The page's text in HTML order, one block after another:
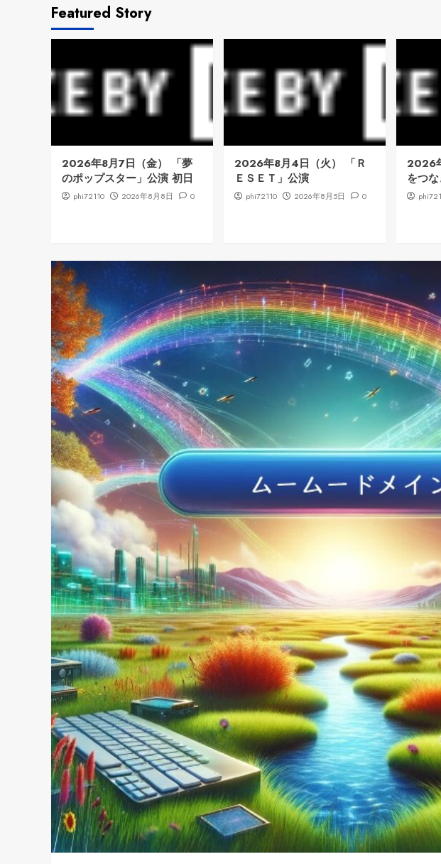
Featured Story
2026年8月7日（金） 「夢
のポップスター」公演 初日
phi72110 2026年8月8日 0
2026年8月4日（火） 「Ｒ
ＥＳＥＴ」公演
phi72110 2026年8月5日 0
2026
をつ